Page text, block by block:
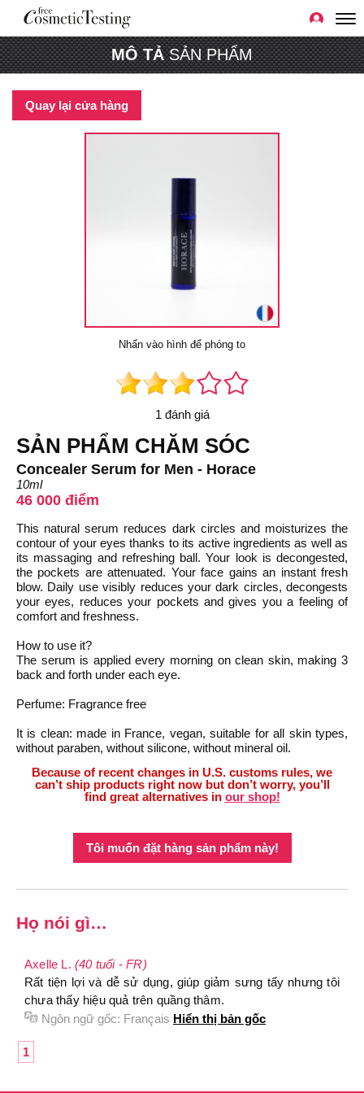
MÔ TẢSẢN PHẨM
Quay lại cửa hàng
Nhấn vào hình để phóng to
1 đánh giá
SẢN PHẨM CHĂM SÓC
Concealer Serum for Men - Horace
10ml
46 000 điểm
This natural serum reduces dark circles and moisturizes the
contour of your eyes thanks to its active ingredients as well as
its massaging and refreshing ball. Your look is decongested,
the pockets are attenuated. Your face gains an instant fresh
blow. Daily use visibly reduces your dark circles, decongests
your eyes, reduces your pockets and gives you a feeling of
comfort and freshness.
How to use it?
The serum is applied every morning on clean skin, making 3
back and forth under each eye.
Perfume: Fragrance free
It is clean: made in France, vegan, suitable for all skin types,
without paraben, without silicone, without mineral oil.
Because of recent changes in U.S. customs rules, we
can’t ship products right now but don’t worry, you’ll
find great alternatives in our shop!
Tôi muốn đặt hàng sản phẩm này!
Họ nói gì…
Axelle L. (40 tuổi - FR)
Rất tiện lợi và dễ sử dụng, giúp giảm sưng tấy nhưng tôi
chưa thấy hiệu quả trên quầng thâm.
Ngôn ngữ gốc: Français Hiển thị bản gốc
1